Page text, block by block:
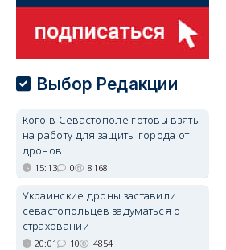
Выбор Редакции
Кого в Севастополе готовы взять
на работу для защиты города от
дронов
15:13 0 8168
Украинские дроны заставили
севастопольцев задуматься о
страховании
20:01 10 4854